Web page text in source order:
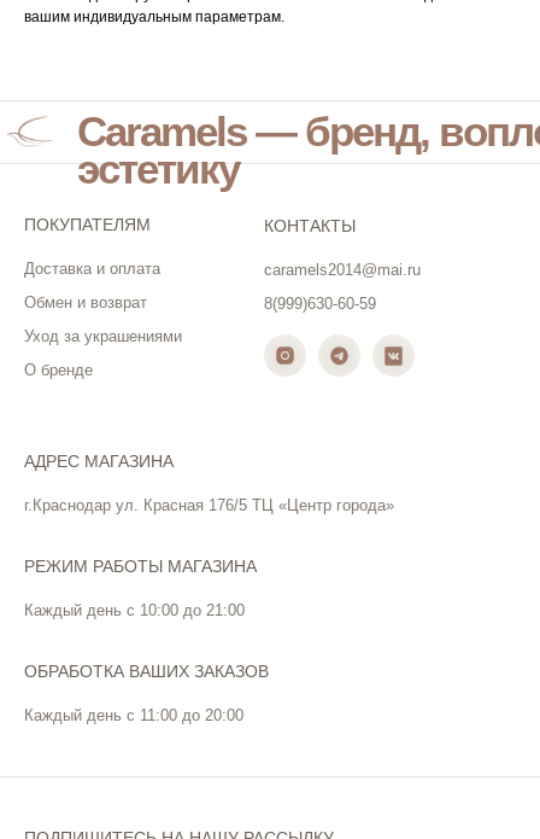
вашим индивидуальным параметрам.
ПОКУПАТЕЛЯМ
Доставка и оплата
Обмен и возврат
Уход за украшениями
О бренде
КОНТАКТЫ
caramels2014@mai.ru
8(999)630-60-59
АДРЕС МАГАЗИНА
г.Краснодар ул. Красная 176/5 ТЦ «Центр города»
ОБРАБОТКА ВАШИХ ЗАКАЗОВ
Каждый день с 11:00 до 20:00
РЕЖИМ РАБОТЫ МАГАЗИНА
Каждый день с 10:00 до 21:00
Caramels — бренд,
эстетику